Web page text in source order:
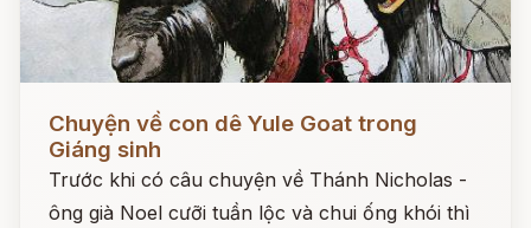
Chuyện về con dê Yule Goat trong
Giáng sinh
Trước khi có câu chuyện về Thánh Nicholas -
ông già Noel cưỡi tuần lộc và chui ống khói thì